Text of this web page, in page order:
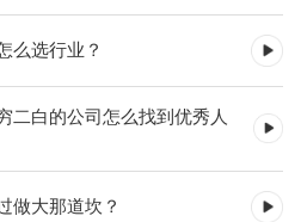
么选行业？
二白的公司怎么找到优秀人
做大那道坎？